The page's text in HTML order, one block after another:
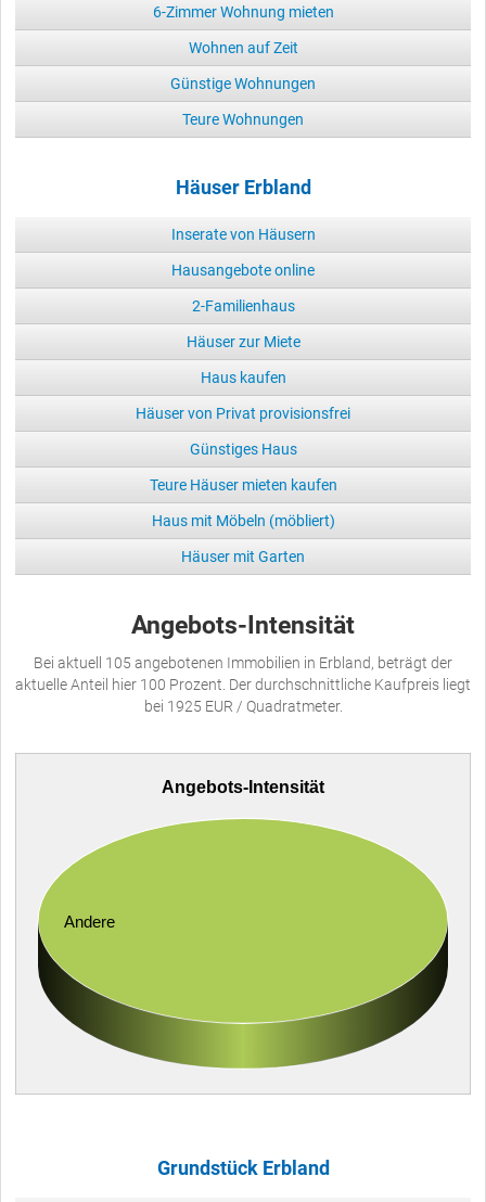
6-Zimmer Wohnung mieten
Wohnen auf Zeit
Günstige Wohnungen
Teure Wohnungen
Häuser Erbland
Inserate von Häusern
Hausangebote online
2-Familienhaus
Häuser zur Miete
Haus kaufen
Häuser von Privat provisionsfrei
Günstiges Haus
Teure Häuser mieten kaufen
Haus mit Möbeln (möbliert)
Häuser mit Garten
Angebots-Intensität
Bei aktuell 105 angebotenen Immobilien in Erbland, beträgt der
aktuelle Anteil hier 100 Prozent. Der durchschnittliche Kaufpreis liegt
bei 1925 EUR / Quadratmeter.
Angebots-Intensität
Andere
Grundstück Erbland